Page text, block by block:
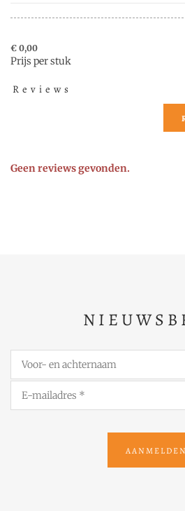
€ 0,00
Prijs per stuk
Reviews
Geen reviews gevonden.
AANMELDEN